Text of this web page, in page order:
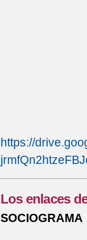
https://
Los enlaces
SOCIOGRAMA